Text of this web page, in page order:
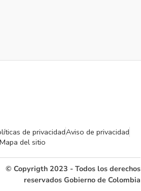
de privacidadAviso de privacidad
Mapa del sitio
© Copyrigth 2023 - Todos los derechos
reservados Gobierno de Colombia